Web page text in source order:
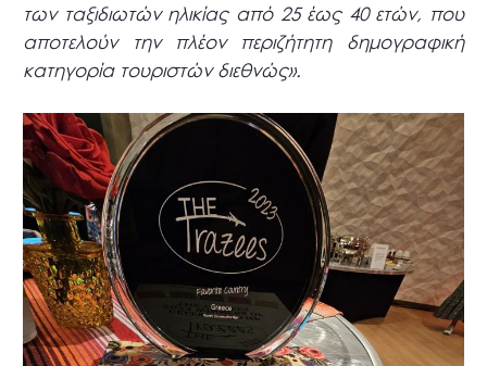
των ταξιδιωτών ηλικίας από 25 έως 40 ετών, που
αποτελούν την πλέον περιζήτητη δημογραφική
κατηγορία τουριστών διεθνώς».